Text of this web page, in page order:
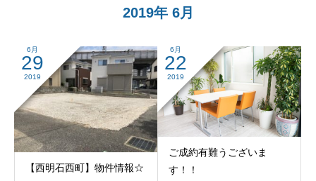
2019年 6月
6月
29
2019
【西明石西町】物件情報☆
6月
22
2019
ご成約有難うございま
す！！